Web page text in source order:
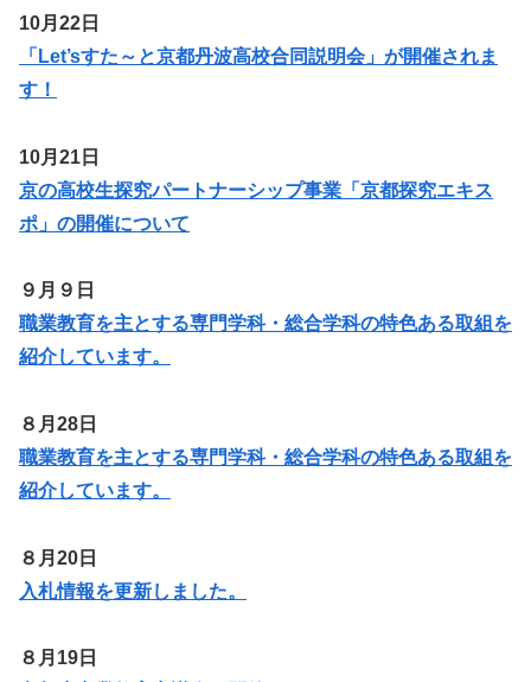
10月22日
「Let’sすた～と京都丹波高校合同説明会」が開催されま
す！
10月21日
京の高校生探究パートナーシップ事業「京都探究エキス
ポ」の開催について
９月９日
職業教育を主とする専門学科・総合学科の特色ある取組を
紹介しています。
８月28日
職業教育を主とする専門学科・総合学科の特色ある取組を
紹介しています。
８月20日
入札情報を更新しました。
８月19日